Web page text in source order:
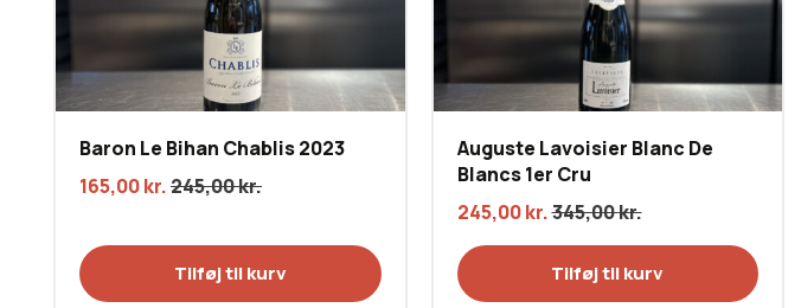
Baron Le Bihan Chablis 2023
165,00kr.245,00kr.
Tilføj til kurv
Auguste Lavoisier Blanc De
Blancs 1er Cru
245,00kr.345,00kr.
Tilføj til kurv